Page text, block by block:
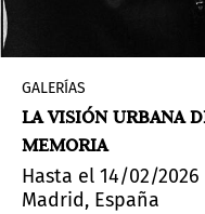
GALERÍAS
LA VISIÓN URBANA
MEMORIA
Hasta el 14/02/2026
Madrid, España